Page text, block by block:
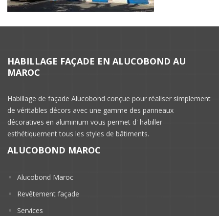
HABILLAGE FAÇADE EN ALUCOBOND AU
MAROC
Habillage de façade Alucobond conçue pour réaliser simplement
de véritables décors avec une gamme des panneaux
décoratives en aluminium vous permet d' habiller
esthétiquement tous les styles de bâtiments.
ALUCOBOND MAROC
Alucobond Maroc
Revêtement façade
Services